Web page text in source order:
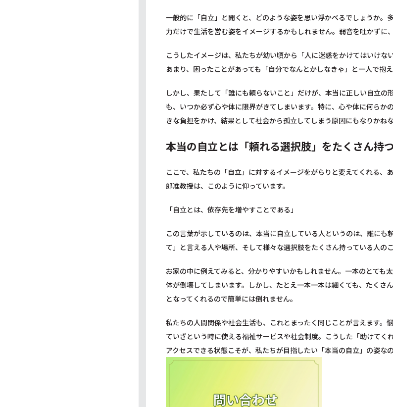
一般的に「自立」と聞くと、どのような姿を思い浮かべるでしょうか
力だけで生活を営む姿をイメージするかもしれません。弱音を吐かずに
こうしたイメージは、私たちが幼い頃から「人に迷惑をかけてはいけ
あまり、困ったことがあっても「自分でなんとかしなきゃ」と一人で抱え
しかし、果たして「誰にも頼らないこと」だけが、本当に正しい自立
も、いつか必ず心や体に限界がきてしまいます。特に、心や体に何ら
きな負担をかけ、結果として社会から孤立してしまう原因にもなりかねな
本当の自立とは「頼れる選択肢」をたくさん持
ここで、私たちの「自立」に対するイメージをがらりと変えてくれる
郎准教授は、このように仰っています。
「自立とは、依存先を増やすことである」
この言葉が示しているのは、本当に自立している人というのは、誰に
て」と言える人や場所、そして様々な選択肢をたくさん持っている人のこ
お家の中に例えてみると、分かりやすいかもしれません。一本のとて
体が倒壊してしまいます。しかし、たとえ一本一本は細くても、たく
となってくれるので簡単には倒れません。
私たちの人間関係や社会生活も、これとまったく同じことが言えます
ていざという時に使える福祉サービスや社会制度。こうした「助けて
アクセスできる状態こそが、私たちが目指したい「本当の自立」の姿なの